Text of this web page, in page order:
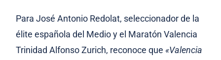
Para José Antonio Redolat, seleccionador de la
élite española del Medio y el Maratón Valencia
Trinidad Alfonso Zurich, reconoce que«Valencia